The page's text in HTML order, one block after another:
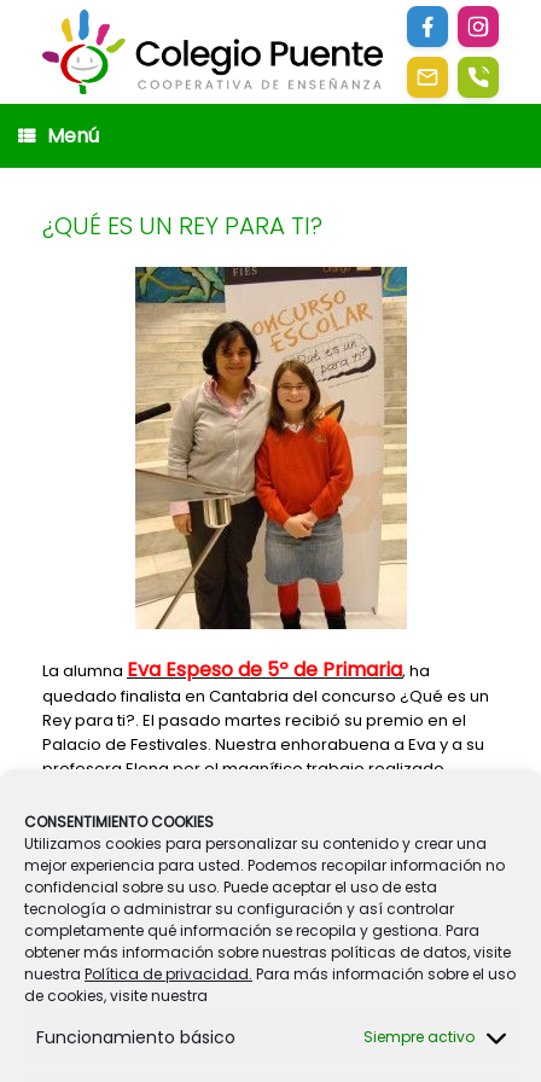
CONSENTIMIENTO COOKIES
Utilizamos cookies para personalizar su contenido y crear una
mejor experiencia para usted. Podemos recopilar información no
confidencial sobre su uso. Puede aceptar el uso de esta
tecnología o administrar su configuración y así controlar
completamente qué información se recopila y gestiona. Para
obtener más información sobre nuestras políticas de datos, visite
nuestra Política de privacidad. Para más información sobre el uso
de cookies, visite nuestra
Funcionamiento básico Siempre activo
contenido
Menú
¿QUÉ ES UN REY PARA TI?
La alumna Eva Espeso de 5º de Primaria, ha
quedado finalista en Cantabria del concurso ¿Qué es un
Rey para ti?. El pasado martes recibió su premio en el
Palacio de Festivales. Nuestra enhorabuena a Eva y a su
profesora Elena por el magnífico trabajo realizado.
Navegador de artículos
← TALLER DE YOGA
VISITA AL HOSPITAL DE LIENCRES →